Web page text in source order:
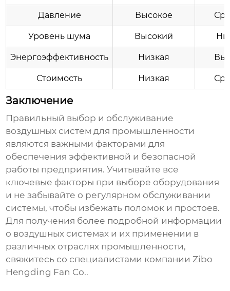
Давление Высокое
Уровень шума Высокий
Энергоэффективность Низкая
Стоимость Низкая
Заключение
Правильный выбор и обслуживание
воздушных систем для промышленности
являются важными факторами для
обеспечения эффективной и безопасной
работы предприятия. Учитывайте все
ключевые факторы при выборе оборудования
и не забывайте о регулярном обслуживании
системы, чтобы избежать поломок и простоев.
Для получения более подробной информации
о воздушных системах и их применении в
различных отраслях промышленности,
свяжитесь со специалистами компанииZibo
Hengding Fan Co..